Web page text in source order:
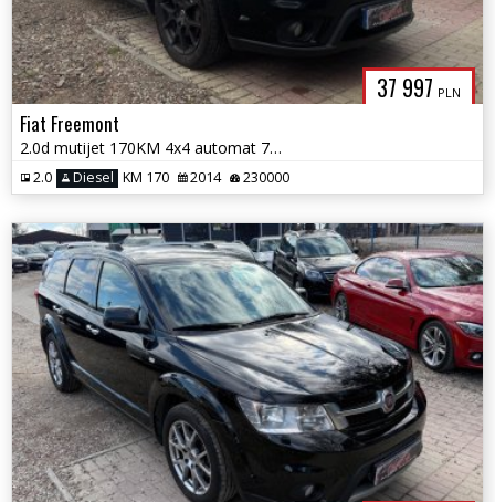
37 997 PLN
Fiat Freemont
2.0d mutijet 170KM 4x4 automat 7os. Black code dvd full serwis 1.r.gwa
2.0 Diesel KM 170 2014 230000